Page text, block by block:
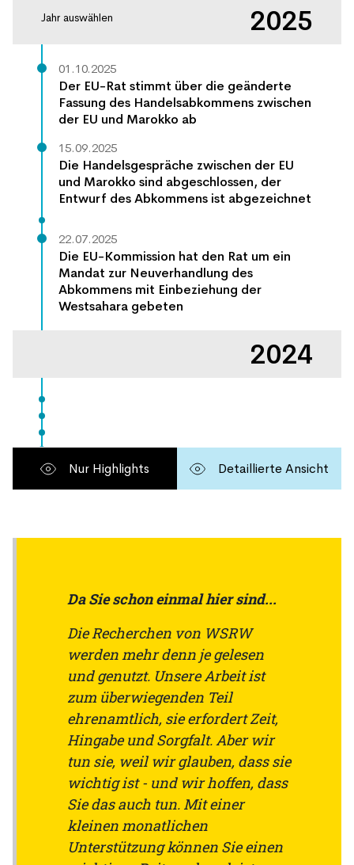
Da Sie schon einmal hier sind...
Die Recherchen von WSRW
werden mehr denn je gelesen
und genutzt. Unsere Arbeit ist
zum überwiegenden Teil
ehrenamtlich, sie erfordert Zeit,
Hingabe und Sorgfalt. Aber wir
tun sie, weil wir glauben, dass sie
wichtig ist - und wir hoffen, dass
Sie das auch tun. Mit einer
kleinen monatlichen
Unterstützung können Sie einen